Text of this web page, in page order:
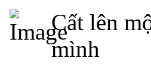
Cất lên
mình